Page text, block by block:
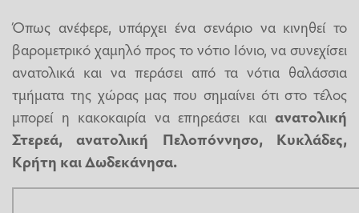
Όπως ανέφερε, υπάρχει ένα σενάριο να κινηθεί το
βαρομετρικό χαμηλό προς το νότιο Ιόνιο, να συνεχίσει
ανατολικά και να περάσει από τα νότια θαλάσσια
τμήματα της χώρας μας που σημαίνει ότι στο τέλος
μπορεί η κακοκαιρία να επηρεάσει και ανατολική
Στερεά,
ανατολική Πελοπόννησο, Κυκλάδες,
Κρήτη και Δωδεκάνησα.